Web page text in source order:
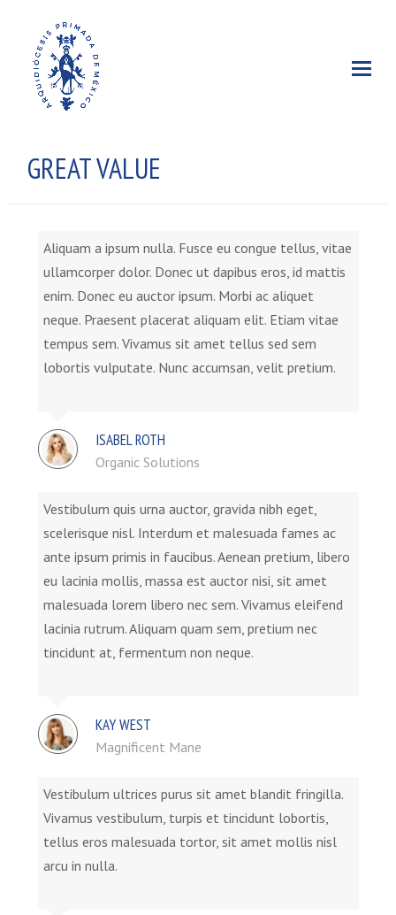
GREAT VALUE
Aliquam a ipsum nulla. Fusce eu congue tellus, vitae
ullamcorper dolor. Donec ut dapibus eros, id mattis
enim. Donec eu auctor ipsum. Morbi ac aliquet
neque. Praesent placerat aliquam elit. Etiam vitae
tempus sem. Vivamus sit amet tellus sed sem
lobortis vulputate. Nunc accumsan, velit pretium.
ISABEL ROTH
Organic Solutions
Vestibulum quis urna auctor, gravida nibh eget,
scelerisque nisl. Interdum et malesuada fames ac
ante ipsum primis in faucibus. Aenean pretium, libero
eu lacinia mollis, massa est auctor nisi, sit amet
malesuada lorem libero nec sem. Vivamus eleifend
lacinia rutrum. Aliquam quam sem, pretium nec
tincidunt at, fermentum non neque.
KAY WEST
Magnificent Mane
Vestibulum ultrices purus sit amet blandit fringilla.
Vivamus vestibulum, turpis et tincidunt lobortis,
tellus eros malesuada tortor, sit amet mollis nisl
arcu in nulla.